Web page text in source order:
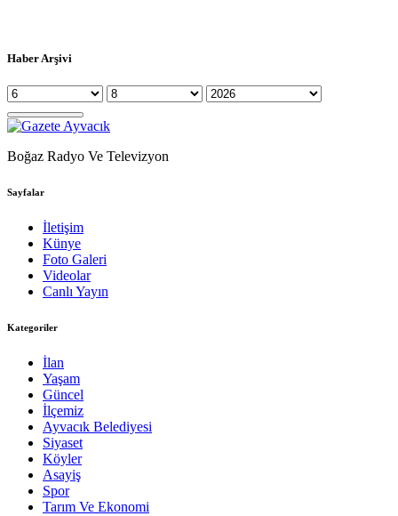
Haber Arşivi
Boğaz Radyo Ve Televizyon
Sayfalar
İletişim
Künye
Foto Galeri
Videolar
Canlı Yayın
Kategoriler
İlan
Yaşam
Güncel
İlçemiz
Ayvacık Belediyesi
Siyaset
Köyler
Asayiş
Spor
Tarım Ve Ekonomi